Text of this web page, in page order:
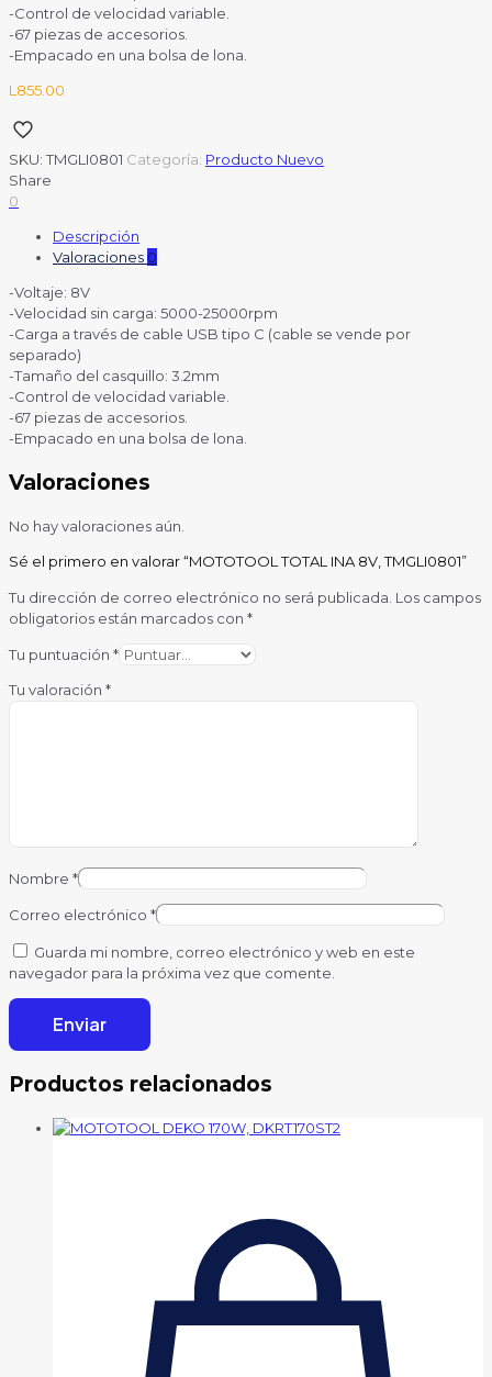
-Control de velocidad variable.
-67 piezas de accesorios.
-Empacado en una bolsa de lona.
L 855.00
SKU:TMGLI0801 Categoría: Producto Nuevo
Share
0
Descripción
Valoraciones 0
-Voltaje: 8V
-Velocidad sin carga: 5000-25000rpm
-Carga a través de cable USB tipo C (cable se vende por
separado)
-Tamaño del casquillo: 3.2mm
-Control de velocidad variable.
-67 piezas de accesorios.
-Empacado en una bolsa de lona.
Valoraciones
No hay valoraciones aún.
Sé el primero en valorar “MOTOTOOL TOTAL INA 8V, TMGLI0801”
Tu dirección de correo electrónico no será publicada. Los campos
obligatorios están marcados con *
Tu puntuación *
Tu valoración *
Nombre *
Correo electrónico *
Guarda mi nombre, correo electrónico y web en este
navegador para la próxima vez que comente.
Productos relacionados